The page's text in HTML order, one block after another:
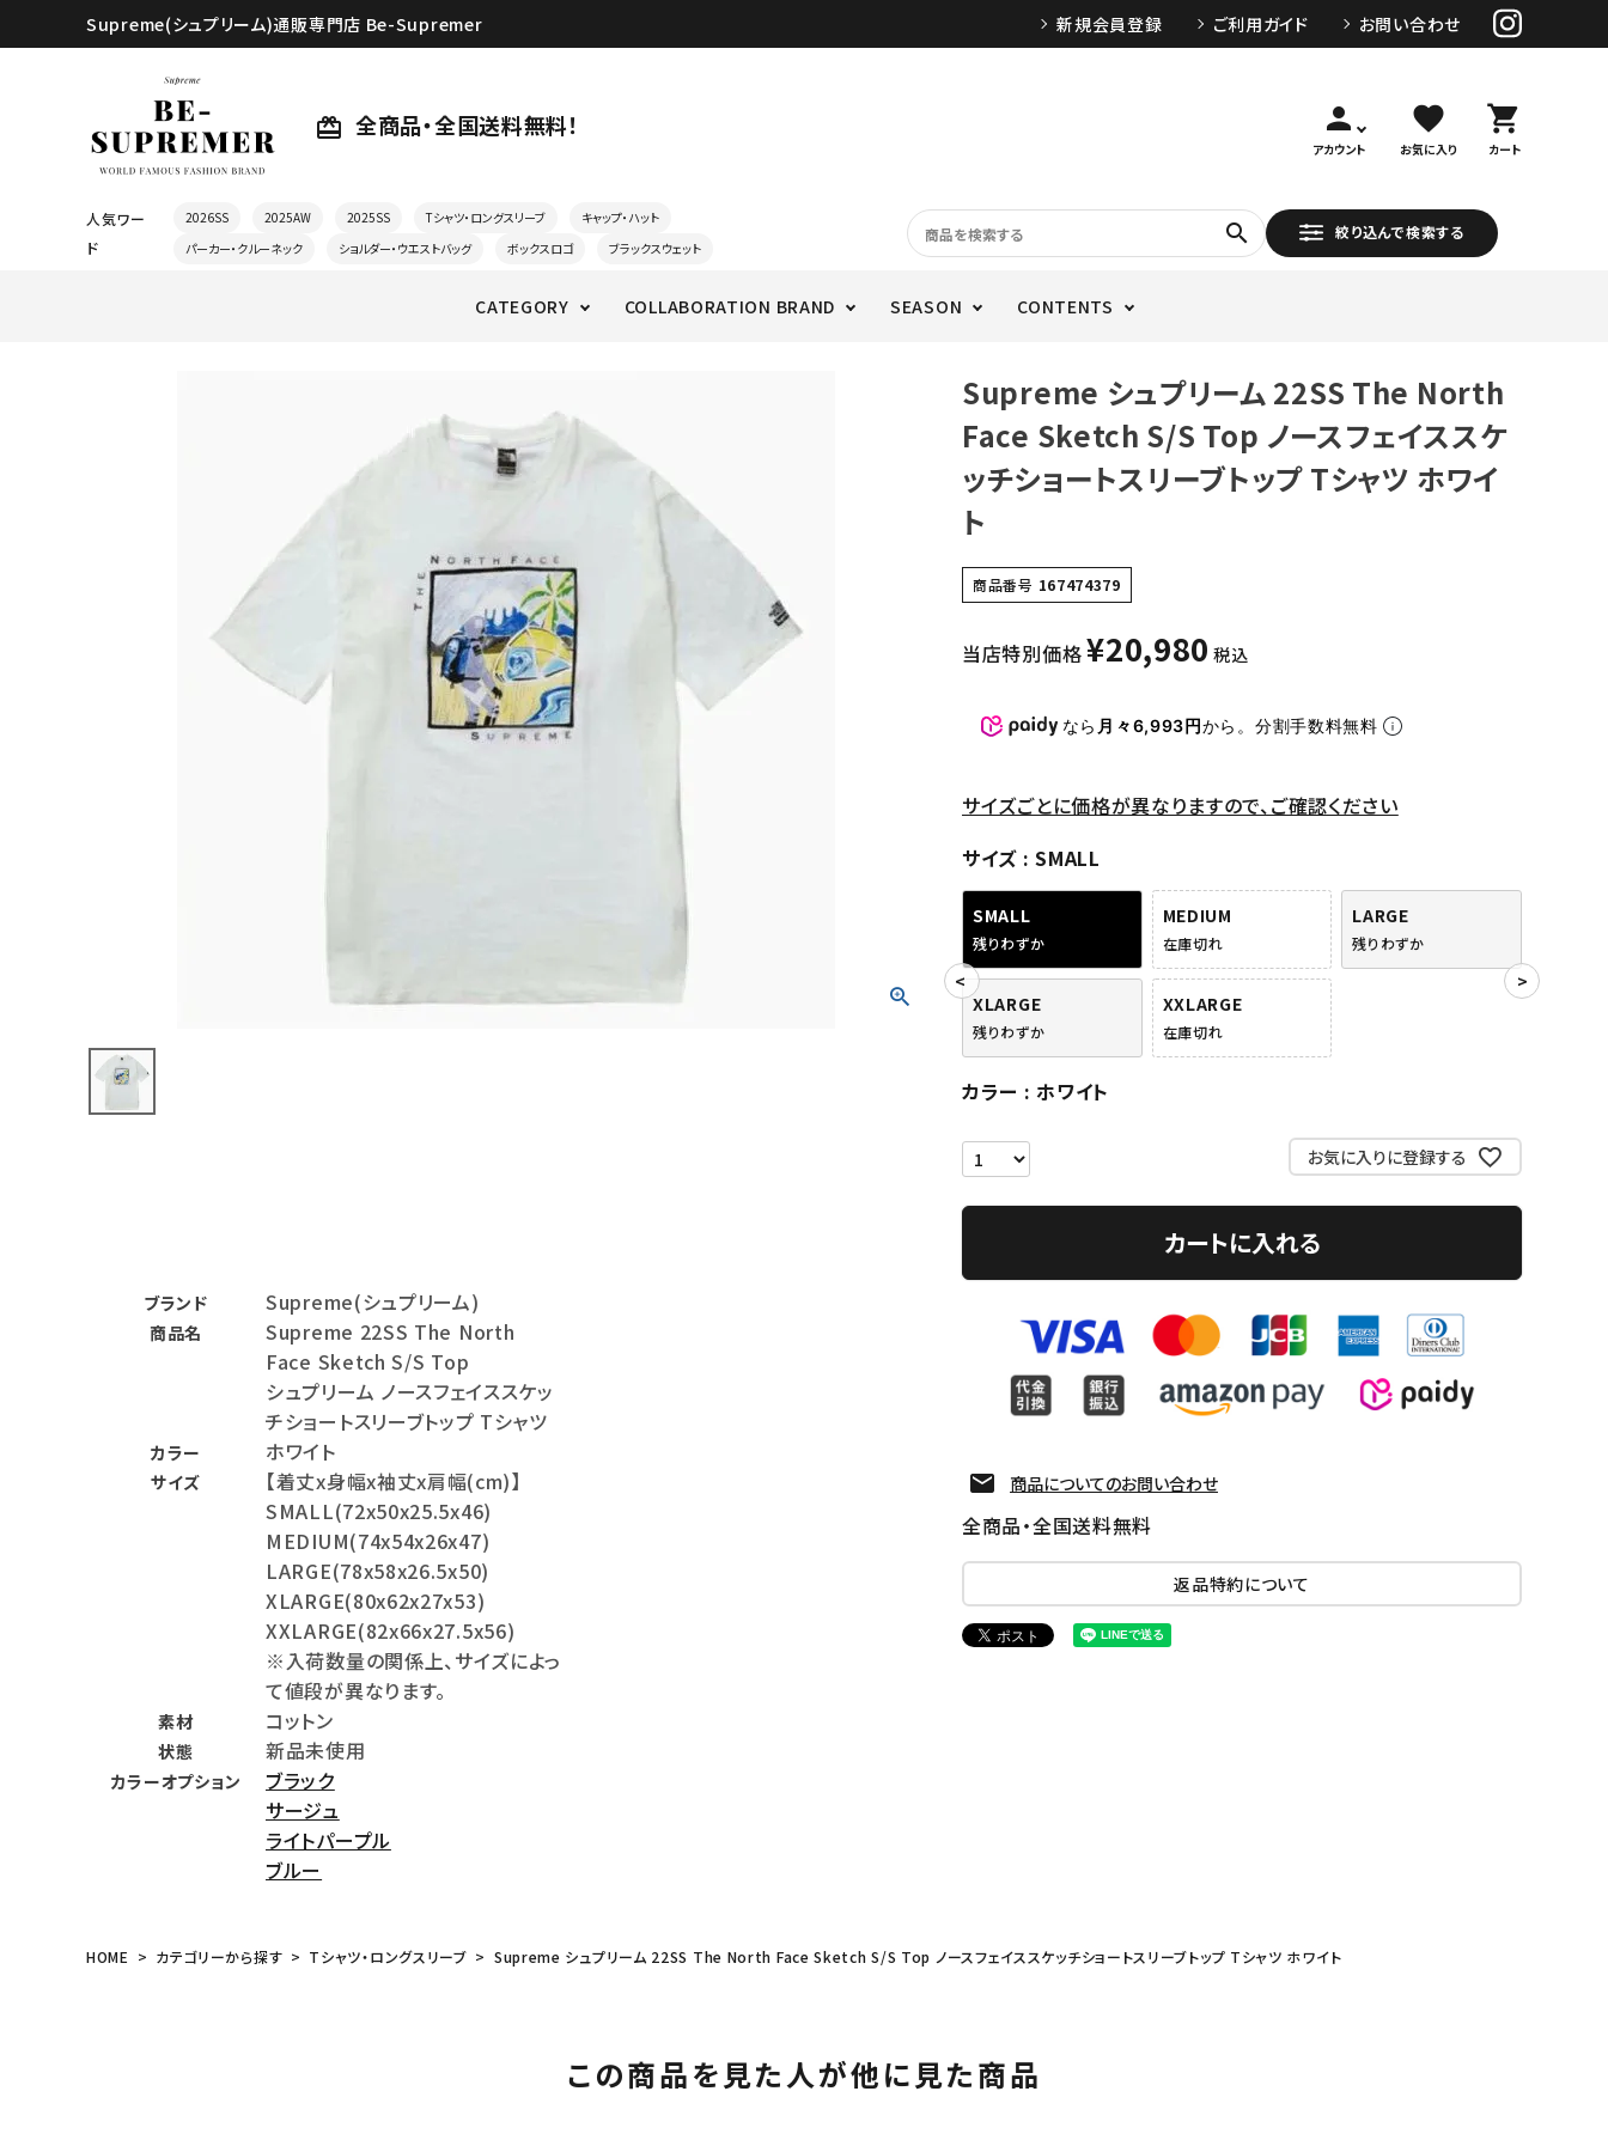
Supreme(シュプリーム)通販専門店 Be-Supremer 新規会員登録 ご利用ガイド お問い合わせ
card_giftcard 全商品・全国送料無料！ person
アカウント
favorite
お気に入り
shopping_cart
カート
人気ワー
ド
2026SS 2025AW 2025SS Tシャツ・ロングスリーブ
キャップ・ハット
パーカー・クルーネック
ショルダー・ウエストバッグ ボックスロゴ ブラックスウェット
search 絞り込んで検索する
CATEGORY COLLABORATION BRAND SEASON CONTENTS
ニット帽・ビーニー
バックパック・リュック
アクセサリー
会員登録
Follow us
ブランド Supreme(シュプリーム)
商品名
Supreme 22SS The North
Face Sketch S/S Top
シュプリーム ノースフェイススケッ
チショートスリーブトップ Tシャツ
カラー ホワイト
サイズ
【着丈x身幅x袖丈x肩幅(cm)】
SMALL(72x50x25.5x46)
MEDIUM(74x54x26x47)
LARGE(78x58x26.5x50)
XLARGE(80x62x27x53)
XXLARGE(82x66x27.5x56)
※入荷数量の関係上、サイズによっ
て値段が異なります。
素材 コットン
状態 新品未使用
カラーオプション
ブラック
サージュ
ライトパープル
ブルー
Supreme シュプリーム 22SS The North
Face Sketch S/S Top ノースフェイススケ
ッチショートスリーブトップ Tシャツ ホワイ
ト
商品番号 167474379
当店特別価格¥20,980 税込
なら 月々6,993円から。分割手数料無料
サイズごとに価格が異なりますので、ご確認ください
サイズ
SMALL
SMALL
残りわずか
MEDIUM
在庫切れ
LARGE
残りわずか
XLARGE
残りわずか
XXLARGE
在庫切れ
カラー ホワイト
お気に入りに登録する
カートに入れる
商品についてのお問い合わせ
全商品・全国送料無料
返品特約について
HOME カテゴリーから探す Tシャツ・ロングスリーブ Supreme シュプリーム 22SS The North Face Sketch S/S Top ノースフェイススケッチショートスリーブトップ Tシャツ ホワイト
この商品を見た人が他に見た商品